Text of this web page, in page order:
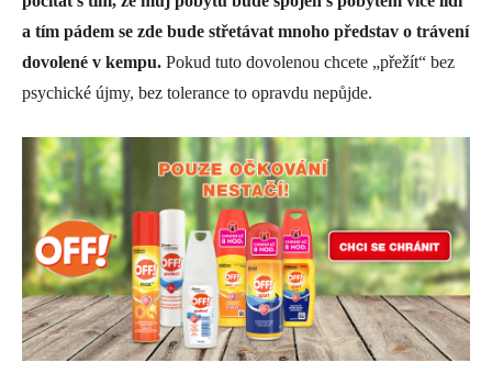
a tím pádem se zde bude střetávat mnoho představ o trávení
dovolené v kempu. Pokud tuto dovolenou chcete „přežít“ bez
psychické újmy, bez tolerance to opravdu nepůjde.